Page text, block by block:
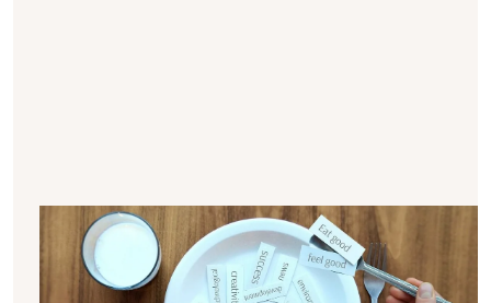
7 Tipps für eine dialysefreundliche
Diät
Ernährung und Dialyse sind besonders